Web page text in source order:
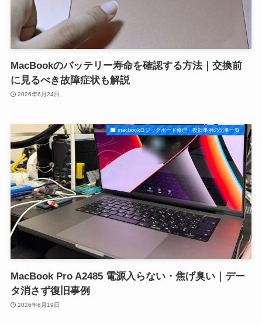
MacBookのバッテリー寿命を確認する方法｜交換前
に見るべき故障症状も解説
2026年6月24日
macbookロジックボード修理・復旧事例の記事一覧
MacBook Pro A2485 電源入らない・焦げ臭い｜デー
タ消さず復旧事例
2026年6月19日